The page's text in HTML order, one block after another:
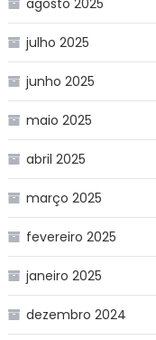
julho 2025
junho 2025
maio 2025
abril 2025
março 2025
fevereiro 2025
janeiro 2025
dezembro 2024